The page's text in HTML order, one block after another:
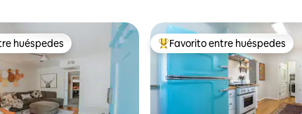
huéspedes
huéspedes Favorito entre huéspedes
Favorito entre huéspedes